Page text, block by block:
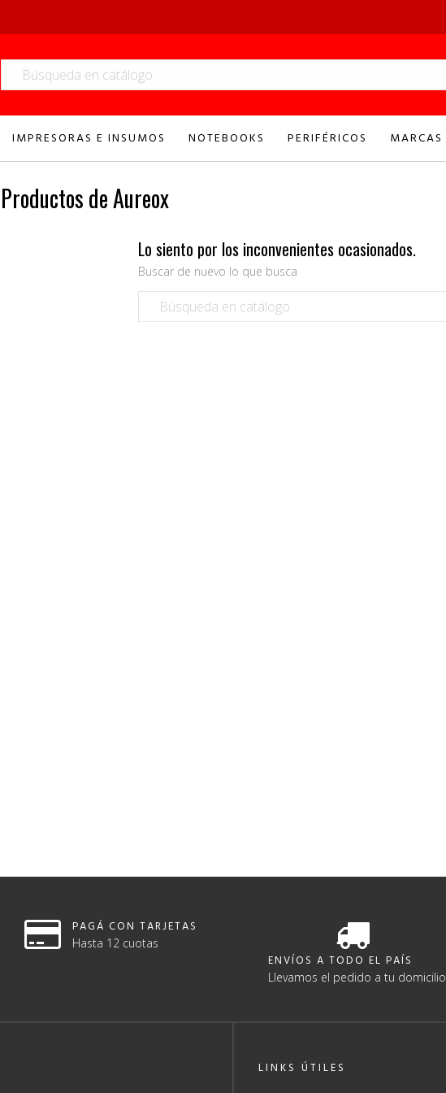
IMPRESORAS E INSUMOS NOTEBOOKS PERIFÉRICOS MARCAS
Productos de Aureox
Lo siento por los inconvenientes ocasionados.
Buscar de nuevo lo que busca
PAGÁ CON TARJETAS
Hasta 12 cuotas
ENVÍOS A TODO EL PAÍS
Llevamos el pedido a tu domicilio
LINKS ÚTILES